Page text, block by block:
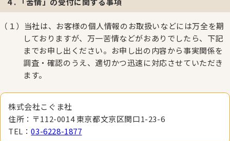
（１）当社は、お客様の個人情報のお取扱いなどには万全を期
しておりますが、万一苦情などがおありでしたら、下記
までお申し出ください。お申し出の内容から事実関係を
調査・確認のうえ、適切かつ迅速に対応させていただき
ます。
株式会社こぐま社
住所：〒112-0014 東京都文京区関口1-23-6
TEL：03-6228-1877